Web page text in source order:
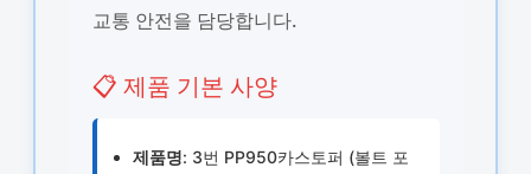
교통 안전을 담당합니다.
📋 제품 기본 사양
제품명: 3번 PP950카스토퍼 (볼트 포